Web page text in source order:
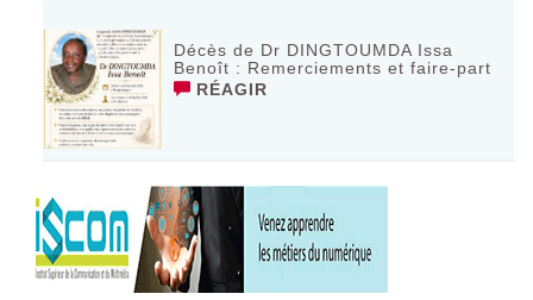
Décès de Dr DINGTOUMDA Issa
Benoît : Remerciements et faire-part
RÉAGIR